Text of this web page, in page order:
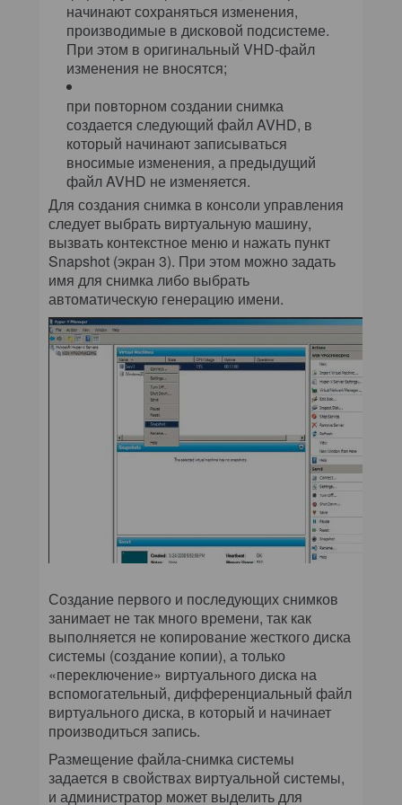
начинают сохраняться изменения,
производимые в дисковой подсистеме.
При этом в оригинальный VHD-файл
изменения не вносятся;
при повторном создании снимка
создается следующий файл AVHD, в
который начинают записываться
вносимые изменения, а предыдущий
файл AVHD не изменяется.
Для создания снимка в консоли управления
следует выбрать виртуальную машину,
вызвать контекстное меню и нажать пункт
Snapshot (экран 3). При этом можно задать
имя для снимка либо выбрать
автоматическую генерацию имени.
Создание первого и последующих снимков
занимает не так много времени, так как
выполняется не копирование жесткого диска
системы (создание копии), а только
«переключение» виртуального диска на
вспомогательный, дифференциальный файл
виртуального диска, в который и начинает
производиться запись.
Размещение файла-снимка системы
задается в свойствах виртуальной системы,
и администратор может выделить для